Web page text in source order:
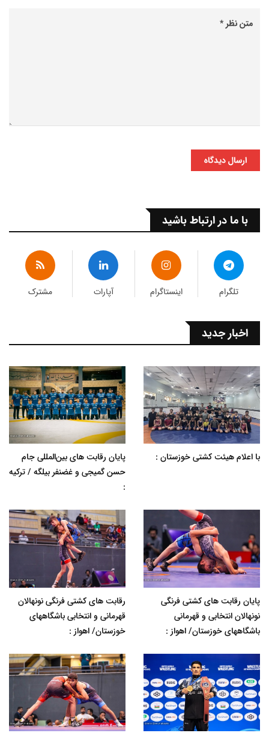
ارسال دیدگاه
با ما در ارتباط باشید
تلگرام اینستاگرام آپارات مشترک
اخبار جدید
با اعلام هیئت کشتی خوزستان :
پایان رقابت های بین‌المللی جام
حسن گمیجی و غضنفر بیلگه / ترکیه
:
پایان رقابت های کشتی فرنگی
نونهالان انتخابی و قهرمانی
باشگاههای خوزستان/ اهواز :
رقابت های کشتی فرنگی نونهالان
قهرمانی و انتخابی باشگاههای
خوزستان/ اهواز :